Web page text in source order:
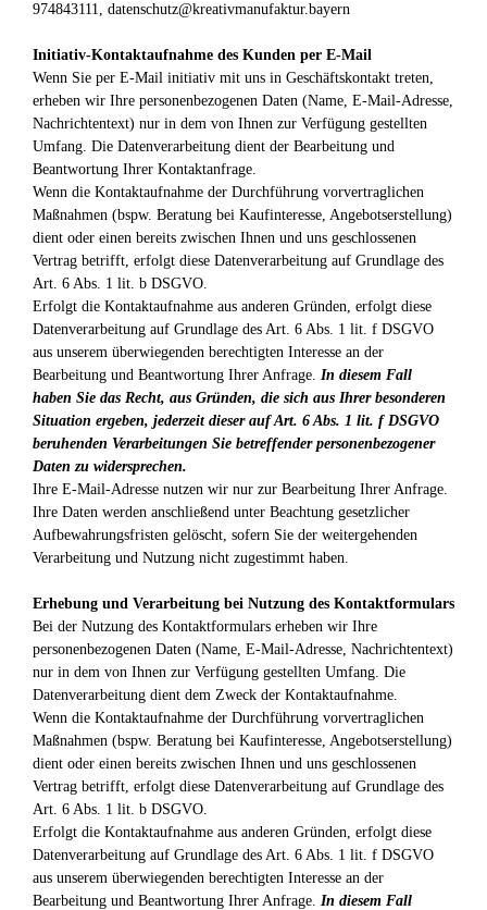
974843111, datenschutz@kreativmanufaktur.bayern
Initiativ-Kontaktaufnahme des Kunden per E-Mail
Wenn Sie per E-Mail initiativ mit uns in Geschäftskontakt treten,
erheben wir Ihre personenbezogenen Daten (Name, E-Mail-Adresse,
Nachrichtentext) nur in dem von Ihnen zur Verfügung gestellten
Umfang. Die Datenverarbeitung dient der Bearbeitung und
Beantwortung Ihrer Kontaktanfrage.
Wenn die Kontaktaufnahme der Durchführung vorvertraglichen
Maßnahmen (bspw. Beratung bei Kaufinteresse, Angebotserstellung)
dient oder einen bereits zwischen Ihnen und uns geschlossenen
Vertrag betrifft, erfolgt diese Datenverarbeitung auf Grundlage des
Art. 6 Abs. 1 lit. b DSGVO.
Erfolgt die Kontaktaufnahme aus anderen Gründen, erfolgt diese
Datenverarbeitung auf Grundlage des Art. 6 Abs. 1 lit. f DSGVO
aus unserem überwiegenden berechtigten Interesse an der
Bearbeitung und Beantwortung Ihrer Anfrage. In diesem Fall
haben Sie das Recht, aus Gründen, die sich aus Ihrer besonderen
Situation ergeben, jederzeit dieser auf Art. 6 Abs. 1 lit. f DSGVO
beruhenden Verarbeitungen Sie betreffender personenbezogener
Daten zu widersprechen.
Ihre E-Mail-Adresse nutzen wir nur zur Bearbeitung Ihrer Anfrage.
Ihre Daten werden anschließend unter Beachtung gesetzlicher
Aufbewahrungsfristen gelöscht, sofern Sie der weitergehenden
Verarbeitung und Nutzung nicht zugestimmt haben.
Erhebung und Verarbeitung bei Nutzung des Kontaktformulars
Bei der Nutzung des Kontaktformulars erheben wir Ihre
personenbezogenen Daten (Name, E-Mail-Adresse, Nachrichtentext)
nur in dem von Ihnen zur Verfügung gestellten Umfang. Die
Datenverarbeitung dient dem Zweck der Kontaktaufnahme.
Wenn die Kontaktaufnahme der Durchführung vorvertraglichen
Maßnahmen (bspw. Beratung bei Kaufinteresse, Angebotserstellung)
dient oder einen bereits zwischen Ihnen und uns geschlossenen
Vertrag betrifft, erfolgt diese Datenverarbeitung auf Grundlage des
Art. 6 Abs. 1 lit. b DSGVO.
Erfolgt die Kontaktaufnahme aus anderen Gründen, erfolgt diese
Datenverarbeitung auf Grundlage des Art. 6 Abs. 1 lit. f DSGVO
aus unserem überwiegenden berechtigten Interesse an der
Bearbeitung und Beantwortung Ihrer Anfrage. In diesem Fall